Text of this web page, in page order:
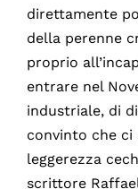
direttamente
della perenne
proprio
entrare nel
industriale, di
convinto che ci
leggerezza
scrittore